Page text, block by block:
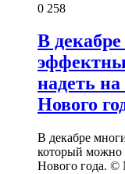
0 258
В
надеть
Нового
В декабре
который можно
Нового года. ©